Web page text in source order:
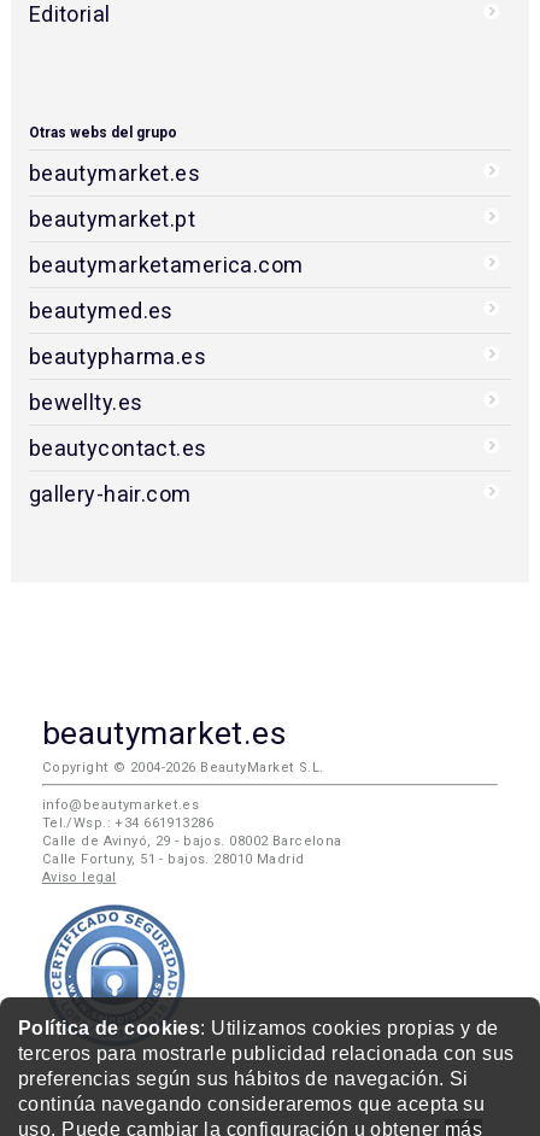
Política de cookies: Utilizamos cookies propias y de
terceros para mostrarle publicidad relacionada con sus
preferencias según sus hábitos de navegación. Si
continúa navegando consideraremos que acepta su
uso. Puede cambiar la configuración u obtener más
Editorial
Otras webs del grupo
beautymarket.es
beautymarket.pt
beautymarketamerica.com
beautymed.es
beautypharma.es
bewellty.es
beautycontact.es
gallery-hair.com
beautymarket.es
Copyright © 2004-2026 BeautyMarket S.L.
info@beautymarket.es
Tel./Wsp.: +34 661913286
Calle de Avinyó, 29 - bajos. 08002 Barcelona
Calle Fortuny, 51 - bajos. 28010 Madrid
Aviso legal